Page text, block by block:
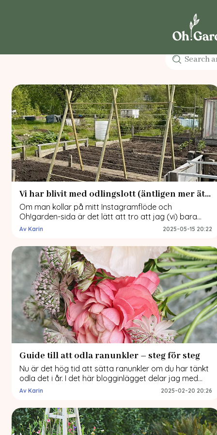
Vi har blivit med odlingslott (äntligen mer ätbart!)
Om man kollar på mitt Instagramflöde och
Oh!garden-sida är det lätt att tro att jag (vi) bara
odlar blommor! Vi har alltid haft några pallkragar
mer. Vi har nämligen blivit med odlingslott. En liten bit
mark (som vi hyr) där vi kommer att odla […]
2025-05-15 20:22
Av Karin
Guide till att odla ranunkler – steg för steg
Nu är det hög tid att sätta ranunkler om du har tänkt
odla det i år. I det här blogginlägget delar jag med
mig av mina erfarenheter och tips kring hur du odlar
mina följare fick ställa frågor och i det här inlägget
har ni mina svar. […]
2025-02-20 20:26
Av Karin